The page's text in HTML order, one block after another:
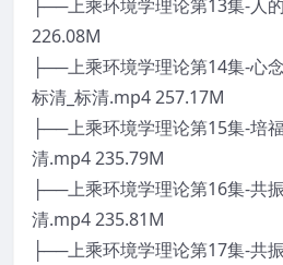
├──上乘环境学理论第13集-人
226.08M
├──上乘环境学理论第14集-心
标清_标清.mp4 257.17M
├──上乘环境学理论第15集-培
清.mp4 235.79M
├──上乘环境学理论第16集-共
清.mp4 235.81M
├──上乘环境学理论第17集-共